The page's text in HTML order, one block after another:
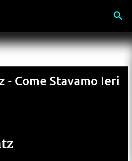
- Come Stavamo Ieri